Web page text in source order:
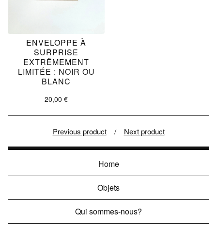
ENVELOPPE À
SURPRISE
EXTRÊMEMENT
LIMITÉE : NOIR OU
BLANC
20,00 €
Previous product Next product
Home
Objets
Qui sommes-nous?